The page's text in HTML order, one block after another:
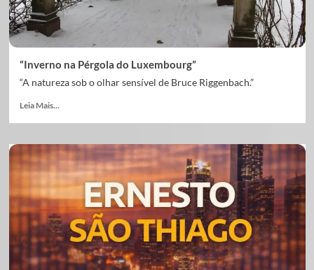
“Inverno na Pérgola do Luxembourg”
“A natureza sob o olhar sensível de Bruce Riggenbach.”
Leia Mais...